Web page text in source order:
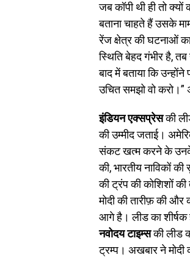
जब कॉपी थी ही तो
बताना चाहते हैं उसके
रेंज क्षेत्र की घटनाओं
स्थिति बेहद गंभीर है,
बाद में बताया कि
उचित समझो वो करो।”
इंडियन एक्सप्रेसकी
की उम्मीद जताई।
संकट खत्म करने के
की, भारतीय नाविकों
की ट्रंप की कोशिशों
मोदी की तारीफ़ की
आगे है। लीड का शीर्षक
नवोदय टाइम्सकी लीड
ट्रम्प। अखबार ने मोदी